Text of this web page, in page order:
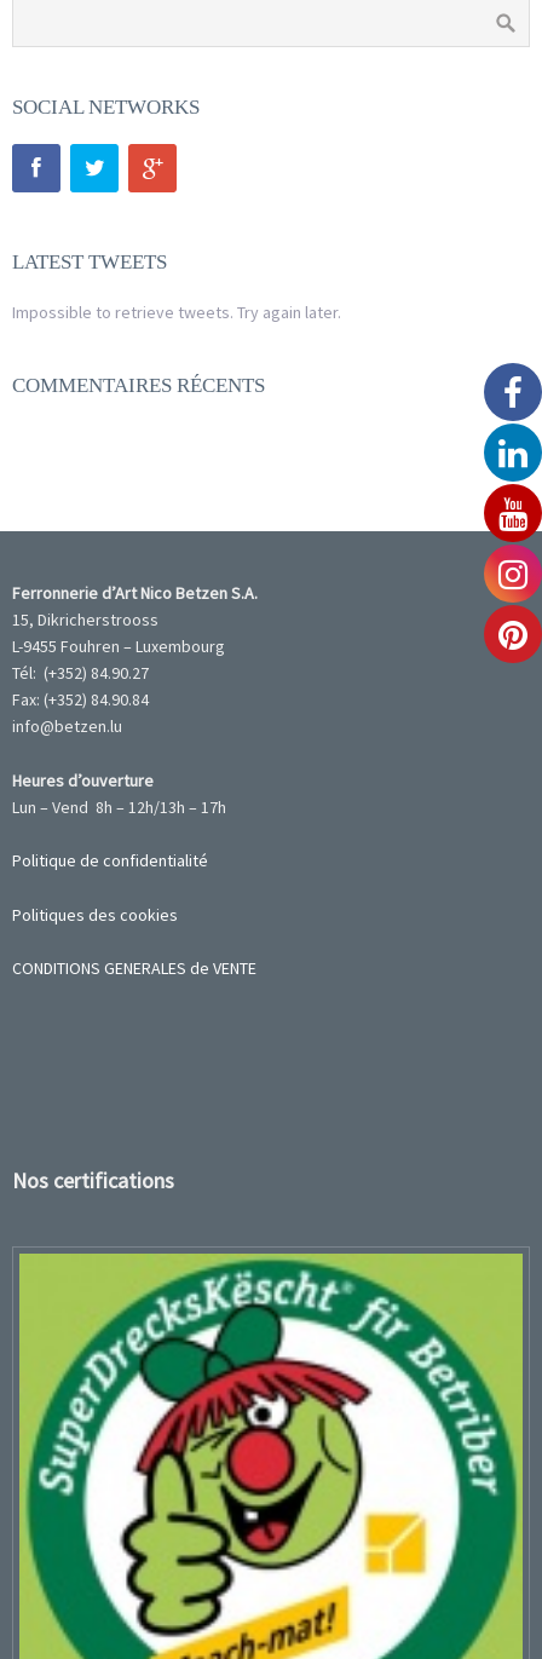
SOCIAL NETWORKS
LATEST TWEETS
Impossible to retrieve tweets. Try again later.
COMMENTAIRES RÉCENTS
Ferronnerie d’Art Nico Betzen S.A.
15, Dikricherstrooss
L-9455 Fouhren – Luxembourg
Tél: (+352) 84.90.27
Fax: (+352) 84.90.84
info@betzen.lu
Heures d’ouverture
Lun – Vend 8h – 12h/13h – 17h
Politique de confidentialité
Politiques des cookies
CONDITIONS GENERALES de VENTE
Nos certifications